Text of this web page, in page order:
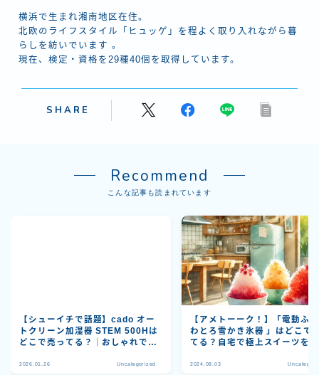
横浜で生まれ湘南地区在住。
北欧のライフスタイル「ヒュッゲ」を程よく取り入れながら暮
らしを紡いでいます 。
現在、検定・資格を29種40個を取得しています。
SHARE
Recommend
こんな記事も読まれています
【シューイチで話題】cado オー
トクリーン加湿器 STEM 500Hは
どこで売ってる？｜おしゃれでお
2026.01.26 Uncategorized
【アメトーーク！】「電動ふ
わとろ雪かき氷器 」はどこで
てる？自宅で極上スイーツを
2024.08.03